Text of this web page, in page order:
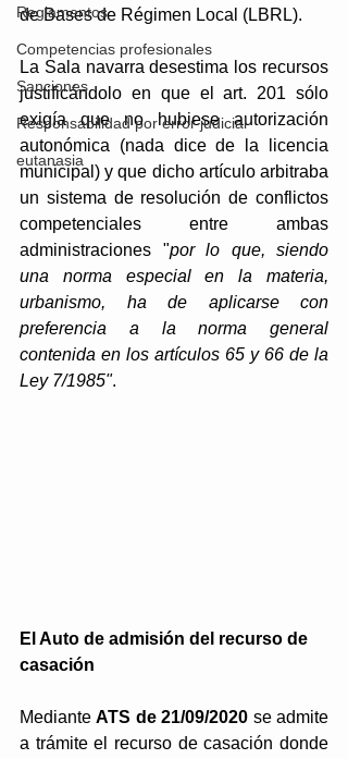
Reglamentos
Competencias profesionales
Sanciones
Responsabilidad por error judicial
eutanasia
de Bases de Régimen Local (LBRL).
La Sala navarra desestima los recursos
justificándolo en que el art. 201 sólo
exigía que no hubiese autorización
autonómica (nada dice de la licencia
municipal) y que dicho artículo arbitraba
un sistema de resolución de conflictos
competenciales entre ambas
administraciones "por lo que, siendo
una norma especial en la materia,
urbanismo, ha de aplicarse con
preferencia a la norma general
contenida en los artículos 65 y 66 de la
Ley 7/1985".
El Auto de admisión del recurso de
casación
Mediante ATS de 21/09/2020 se admite
a trámite el recurso de casación donde